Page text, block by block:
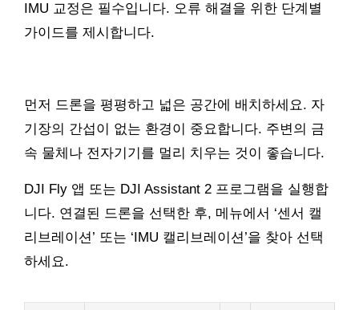
IMU 교정은 필수입니다. 오류 해결을 위한 단계별
가이드를 제시합니다.
먼저 드론을 평평하고 넓은 공간에 배치하세요. 자
기장의 간섭이 없는 환경이 중요합니다. 주변의 금
속 물체나 전자기기를 멀리 치우는 것이 좋습니다.
DJI Fly 앱 또는 DJI Assistant 2 프로그램을 실행합
니다. 연결된 드론을 선택한 후, 메뉴에서 ‘센서 캘
리브레이션’ 또는 ‘IMU 캘리브레이션’을 찾아 선택
하세요.